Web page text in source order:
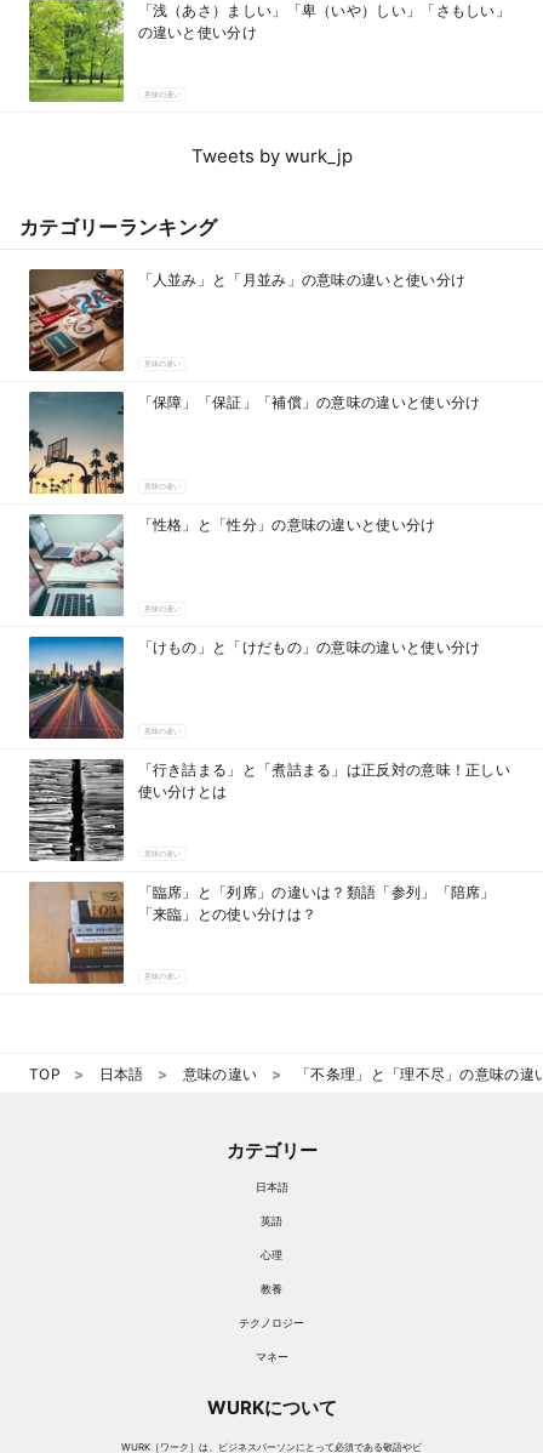
「浅（あさ）ましい」「卑（いや）しい」「さもしい」
の違いと使い分け
意味の違い
Tweets by wurk_jp
カテゴリーランキング
「人並み」と「月並み」の意味の違いと使い分け
意味の違い
「保障」「保証」「補償」の意味の違いと使い分け
意味の違い
「性格」と「性分」の意味の違いと使い分け
意味の違い
「けもの」と「けだもの」の意味の違いと使い分け
意味の違い
「行き詰まる」と「煮詰まる」は正反対の意味！正しい
使い分けとは
意味の違い
「臨席」と「列席」の違いは？類語「参列」「陪席」
「来臨」との使い分けは？
意味の違い
TOP 日本語 意味の違い 「不条理」と「理不尽」の意味の違
カテゴリー
日本語
英語
心理
教養
テクノロジー
マネー
WURKについて
WURK［ワーク］は、ビジネスパーソンにとって必須である敬語やビ